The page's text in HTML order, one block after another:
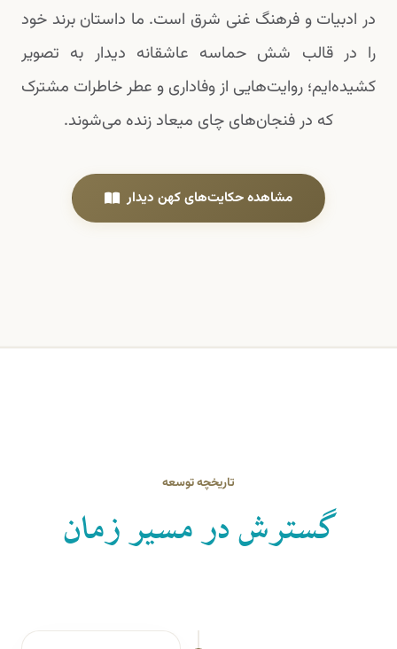
در ادبیات و فرهنگ غنی شرق است. ما داستان برند خود
را در قالب شش حماسه عاشقانه دیدار به تصویر
کشیده‌ایم؛ روایت‌هایی از وفاداری و عطر خاطرات مشترک
که در فنجان‌های چای میعاد زنده می‌شوند.
مشاهده حکایت‌های کهن دیدار
تاریخچه توسعه
گسترش در مسیر زمان